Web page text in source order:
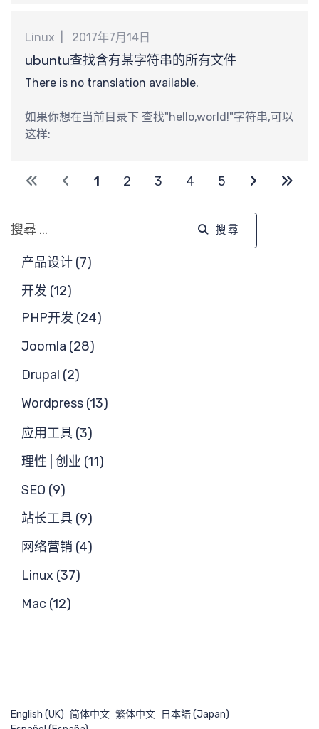
需
求
搜
Linux 2017年7月14日
ubuntu查找含有某字符串的所有文件
There is no translation available.
如果你想在当前目录下 查找"hello,world!"字符串,可以
这样:
1 2 3 4 5
搜尋
搜尋
产品设计 (7)
开发 (12)
PHP开发 (24)
Joomla (28)
Drupal (2)
Wordpress (13)
应用工具 (3)
理性 | 创业 (11)
SEO (9)
站长工具 (9)
网络营销 (4)
Linux (37)
Mac (12)
English (UK) 简体中文 繁体中文
日本語 (Japan)